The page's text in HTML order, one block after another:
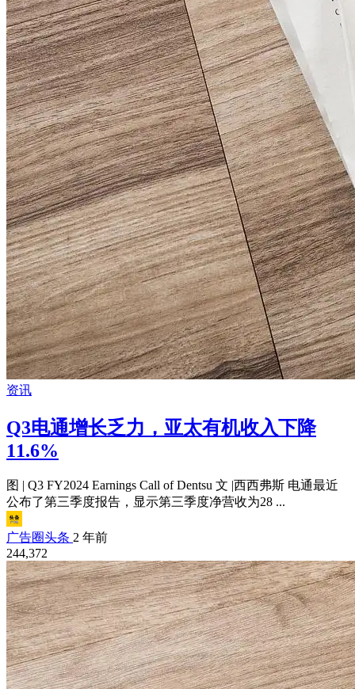
资讯
Q3电通增长乏力，亚太有机收入下降
11.6%
图 | Q3 FY2024 Earnings Call of Dentsu 文 |西西弗斯 电通最近
公布了第三季度报告，显示第三季度净营收为28 ...
广告圈头条 2 年前
244,372